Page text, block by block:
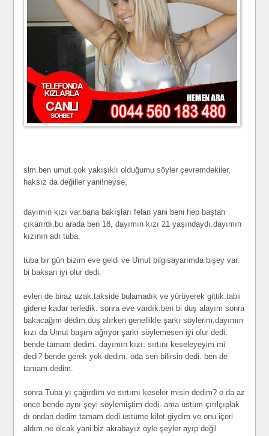
slm.ben umut.çok yakışıklı olduğumu söyler çevremdekiler,
haksız da değiller yani!neyse,
dayımın kızı var.bana bakışları felan yani beni hep baştan
çıkarırdı.bu arada ben 18, dayımın kızı 21 yaşındaydı.dayımın
kızının adı tuba.
tuba bir gün bizim eve geldi ve Umut bilgisayarımda bişey var.
bi baksan iyi olur dedi.
evleri de biraz uzak.takside bulamadık ve yürüyerek gittik.tabii
gidene kadar terledik. sonra eve vardık.ben bi duş alayım sonra
bakacağım dedim.duş alırken genellikle şarkı söylerim,dayımın
kızı da Umut başım ağrıyor şarkı söylemesen iyi olur dedi.
bende tamam dedim. dayımın kızı: sırtını keseleyeyim mi
dedi? bende gerek yok dedim. oda sen bilirsin dedi. ben de
tamam dedim.
sonra Tuba yı çağırdım ve sırtımı keseler misin dedim? o da az
önce bende aynı şeyi söylemiştim dedi. ama üstüm çırılçıplak
dı ondan dedim.tamam dedi.üstüme kilot giydim ve onu içeri
aldım.ne olcak yani biz akrabayız öyle şeyler ayıp değil